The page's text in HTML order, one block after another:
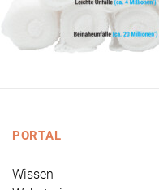
PORTAL
Wissen